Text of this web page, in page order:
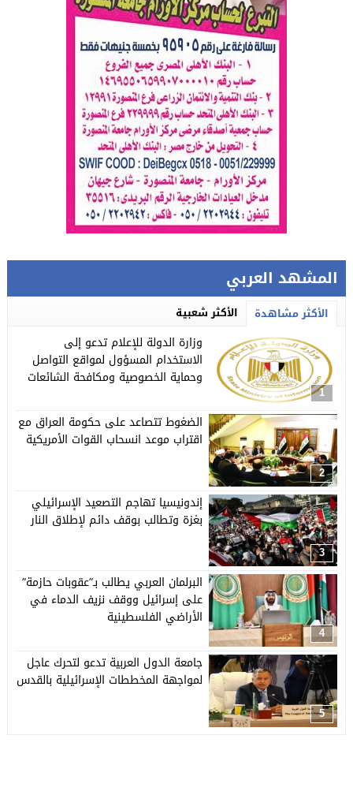
المشهد العربي
الأكثر مشاهدة الأكثر شعبية
1
وزارة الدولة للإعلام تدعو إلى
الاستخدام المسؤول لمواقع التواصل
وحماية الخصوصية ومكافحة الشائعات
2
الضغوط تتصاعد على حكومة العراق مع
اقتراب موعد انسحاب القوات الأمريكية
3
إندونيسيا تهاجم التصعيد الإسرائيلي
بغزة وتطالب بوقف دائم لإطلاق النار
4
البرلمان العربي يطالب بـ”عقوبات حازمة”
على إسرائيل ووقف نزيف الدماء في
الأراضي الفلسطينية
5
جامعة الدول العربية تدعو لتحرك عاجل
لمواجهة المخططات الإسرائيلية بالقدس